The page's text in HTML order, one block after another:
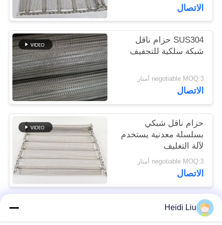
الاتصال
SUS304 حزام ناقل
شبكة سلكية للتجفيف
negotiable MOQ:3 أمتار
الاتصال
حزام ناقل شبكي
بسلسلة معدنية يستخدم
لآلة التغليف
negotiable MOQ:3 أمتار
الاتصال
فئات شعبية
Heidi Liu